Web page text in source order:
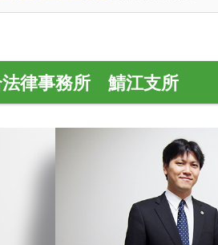
法律事務所 鯖江支所